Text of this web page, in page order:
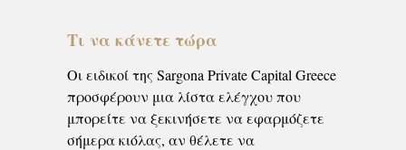
Οι ειδικοί της Sargona Private Capital Greece
προσφέρουν μια λίστα ελέγχου που
μπορείτε να ξεκινήσετε να εφαρμόζετε
σήμερα κιόλας, αν θέλετε να
Τι να κάνετε τώρα